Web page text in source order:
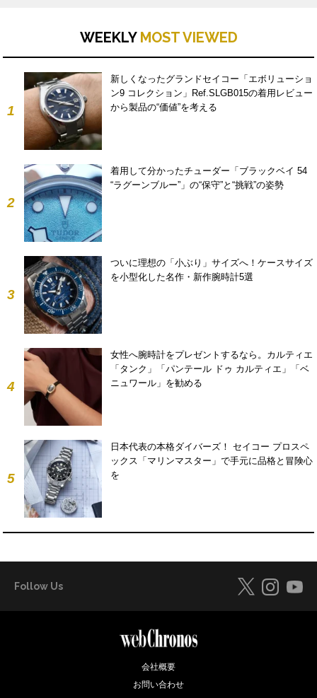
WEEKLY MOST VIEWED
1
新しくなったグランドセイコー「エボリューショ
ン9 コレクション」Ref.SLGB015の着用レビュー
から製品の“価値”を考える
2
着用して分かったチューダー「ブラックベイ 54
“ラグーンブルー”」の“保守”と“挑戦”の姿勢
3
ついに理想の「小ぶり」サイズへ！ケースサイズ
を小型化した名作・新作腕時計5選
4
女性へ腕時計をプレゼントするなら。カルティエ
「タンク」「パンテール ドゥ カルティエ」「ベ
ニュワール」を勧める
5
日本代表の本格ダイバーズ！ セイコー プロスペ
ックス「マリンマスター」で手元に品格と冒険心
を
Follow Us
会社概要
お問い合わせ